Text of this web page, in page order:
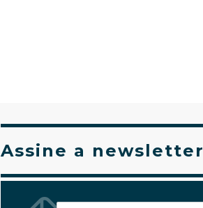
Assine a newsletter